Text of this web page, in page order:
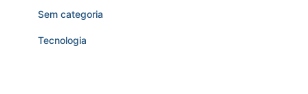
Sem categoria
Tecnologia